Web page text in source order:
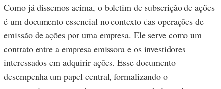
Como já dissemos acima, o boletim de subscrição de ações
é um documento essencial no contexto das operações de
emissão de ações por uma empresa. Ele serve como um
contrato entre a empresa emissora e os investidores
interessados em adquirir ações. Esse documento
desempenha um papel central, formalizando o